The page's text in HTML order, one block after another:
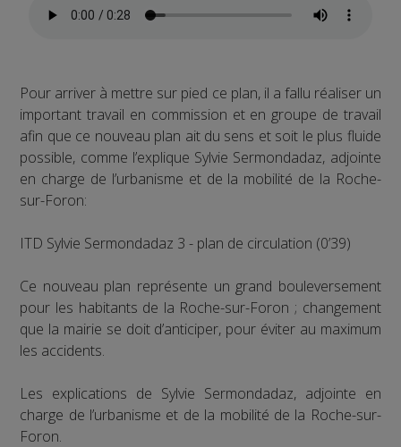
Pour arriver à mettre sur pied ce plan, il a fallu réaliser un
important travail en commission et en groupe de travail
afin que ce nouveau plan ait du sens et soit le plus fluide
possible, comme l’explique Sylvie Sermondadaz, adjointe
en charge de l’urbanisme et de la mobilité de la Roche-
sur-Foron:
ITD Sylvie Sermondadaz 3 - plan de circulation (0’39)
Ce nouveau plan représente un grand bouleversement
pour les habitants de la Roche-sur-Foron ; changement
que la mairie se doit d’anticiper, pour éviter au maximum
les accidents.
Les explications de Sylvie Sermondadaz, adjointe en
charge de l’urbanisme et de la mobilité de la Roche-sur-
Foron.